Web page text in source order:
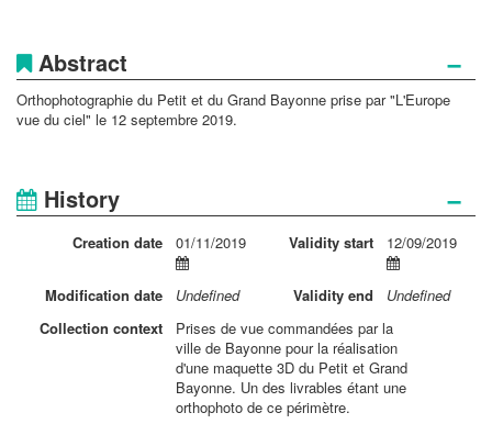
Abstract −
Orthophotographie du Petit et du Grand Bayonne prise par "L'Europe
vue du ciel" le 12 septembre 2019.
History −
Creationdate 01/11/2019 Validity start 12/09/2019
Modificationdate Undefined Validity end
Undefined
Collectioncontext
Prises de vue commandées par la
ville de Bayonne pour la réalisation
d'une maquette 3D du Petit et Grand
Bayonne. Un des livrables étant une
orthophoto de ce périmètre.